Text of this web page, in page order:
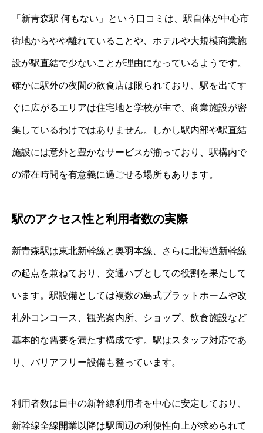
「新青森駅 何もない」という口コミは、駅自体が中心市
街地からやや離れていることや、ホテルや大規模商業施
設が駅直結で少ないことが理由になっているようです。
確かに駅外の夜間の飲食店は限られており、駅を出てす
ぐに広がるエリアは住宅地と学校が主で、商業施設が密
集しているわけではありません。しかし駅内部や駅直結
施設には意外と豊かなサービスが揃っており、駅構内で
の滞在時間を有意義に過ごせる場所もあります。
駅のアクセス性と利用者数の実際
新青森駅は東北新幹線と奥羽本線、さらに北海道新幹線
の起点を兼ねており、交通ハブとしての役割を果たして
います。駅設備としては複数の島式プラットホームや改
札外コンコース、観光案内所、ショップ、飲食施設など
基本的な需要を満たす構成です。駅はスタッフ対応であ
り、バリアフリー設備も整っています。
利用者数は日中の新幹線利用者を中心に安定しており、
新幹線全線開業以降は駅周辺の利便性向上が求められて